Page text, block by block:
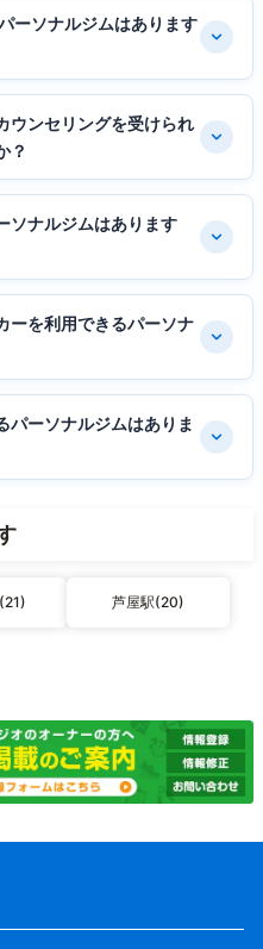
ーソナルジムはあります
ウンセリングを受けられ
？
ソナルジムはあります
ーを利用できるパーソナ
パーソナルジムはありま
芦屋駅(20)